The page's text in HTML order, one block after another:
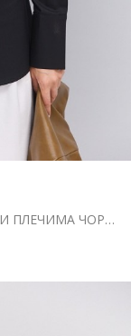
ЖІНОЧА СОРОЧКА OVERSIZE З ОБ`ЄМНИМИ ПЛЕЧИМА ЧОРНА